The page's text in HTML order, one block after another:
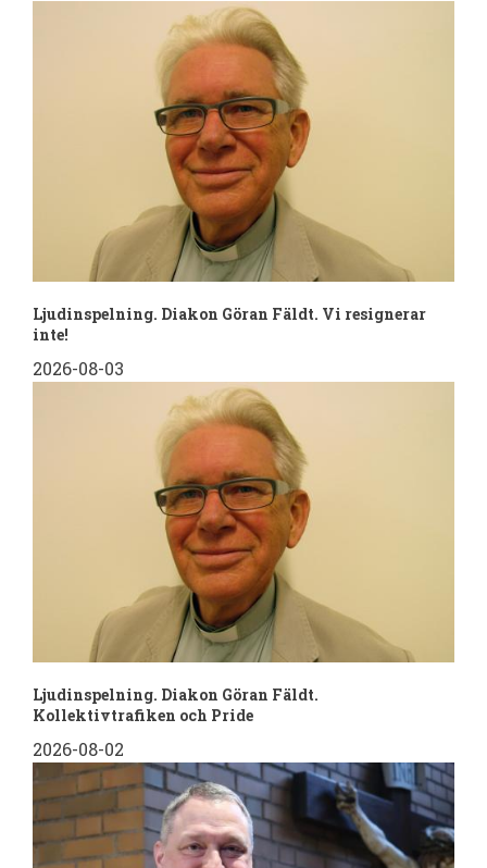
Ljudinspelning. Diakon Göran Fäldt. Vi resignerar
inte!
2026-08-03
Ljudinspelning. Diakon Göran Fäldt.
Kollektivtrafiken och Pride
2026-08-02